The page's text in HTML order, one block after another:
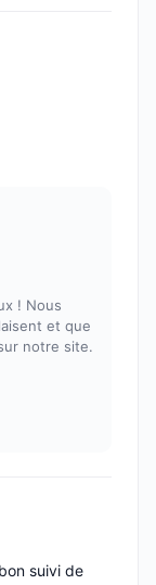
! Nous
et que
notre site.
suivi de